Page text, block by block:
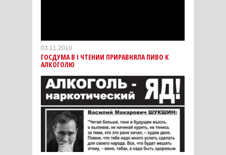
03.11.2010
ГОСДУМА В I ЧТЕНИИ ПРИРАВНЯЛА ПИВО К
АЛКОГОЛЮ